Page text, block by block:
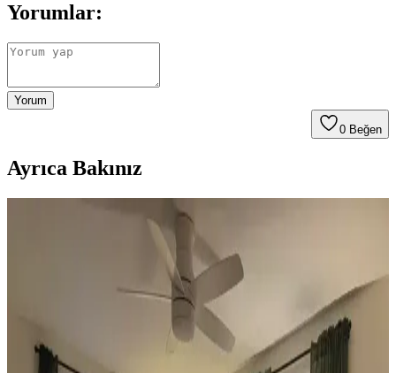
Yorumlar:
Yorum
0 Beğen
Ayrıca Bakınız
Koltuk ve Aksesuar Sandalyelerde Renk Uyumu ve
Dekorasyonda Görsel Denge Sağlama Yöntemleri
Koltuk ve aksesuar sandalyelerde renk uyumsuzluğu görsel rekabete
yol açabilir. Halı, perde, yastık ve mobilya yerleşimi ile renkler
dengelenerek mekanın estetik bütünlüğü sağlanır.
Ev Dekorasyonunda Denge ve Fonksiyonellik: Renk
Uyumu, Mobilya Yerleşimi ve Estetik İncelemesi